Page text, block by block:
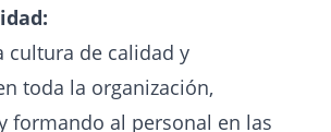
cultura de calidad y
toda la organización,
formando al personal en las